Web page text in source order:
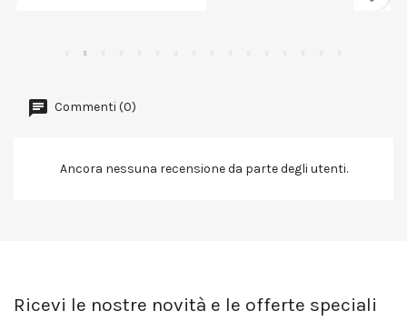
Commenti (0)
Ancora nessuna recensione da parte degli utenti.
Ricevi le nostre novità e le offerte speciali